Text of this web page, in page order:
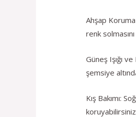
Ahşap
renk
Güneş Işığı
şemsiye
Kış Bakımı: